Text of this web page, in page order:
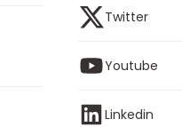
Twitter
Youtube
Linkedin